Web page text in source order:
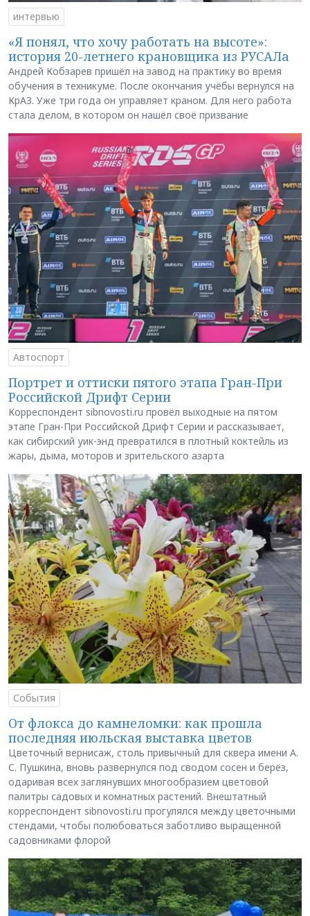
интервью
«Я понял, что хочу работать на высоте»:
история 20-летнего крановщика из РУСАЛа
Андрей Кобзарев пришёл на завод на практику во время
обучения в техникуме. После окончания учёбы вернулся на
КрАЗ. Уже три года он управляет краном. Для него работа
стала делом, в котором он нашёл своё призвание
Автоспорт
Портрет и оттиски пятого этапа Гран-При
Российской Дрифт Серии
Корреспондент sibnovosti.ru провёл выходные на пятом
этапе Гран-При Российской Дрифт Серии и рассказывает,
как сибирский уик-энд превратился в плотный коктейль из
жары, дыма, моторов и зрительского азарта
События
От флокса до камнеломки: как прошла
последняя июльская выставка цветов
Цветочный вернисаж, столь привычный для сквера имени А.
С. Пушкина, вновь развернулся под сводом сосен и берёз,
одаривая всех заглянувших многообразием цветовой
палитры садовых и комнатных растений. Внештатный
корреспондент sibnovosti.ru прогулялся между цветочными
стендами, чтобы полюбоваться заботливо выращенной
садовниками флорой